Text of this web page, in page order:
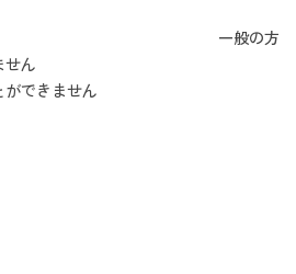
一般の方
せん
ができません